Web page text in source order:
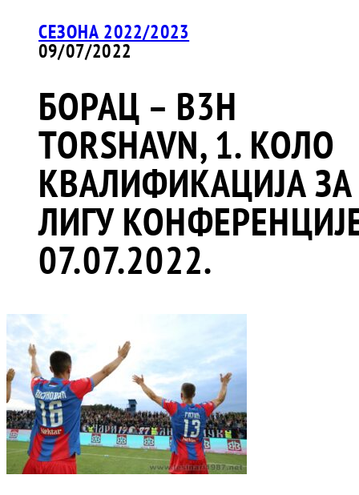
СЕЗОНА 2022/2023
09/07/2022
БОРАЦ – B3H
TORSHAVN, 1. КОЛО
КВАЛИФИКАЦИЈА ЗА
ЛИГУ
07.07.2022.